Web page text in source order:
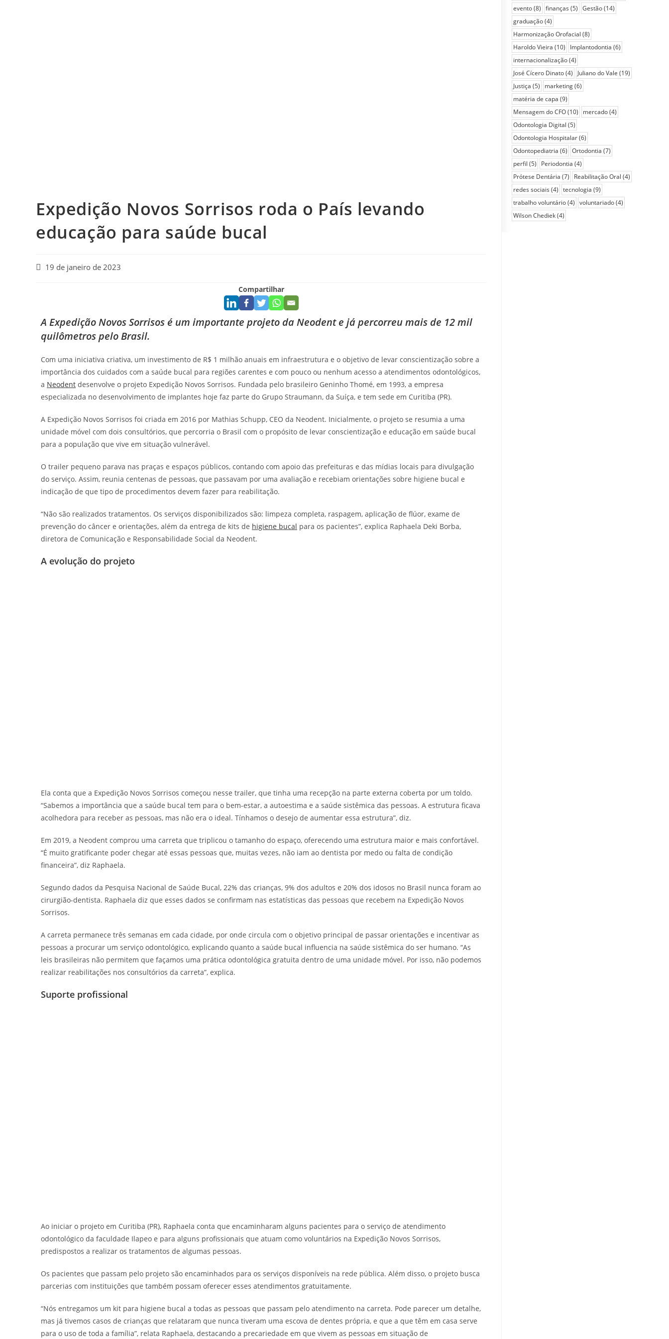
Expedição Novos Sorrisos roda o País levando
educação para saúde bucal
19 de janeiro de 2023
Compartilhar
A Expedição Novos Sorrisos é um importante projeto da Neodent e já percorreu mais de 12 mil
quilômetros pelo Brasil.
Com uma iniciativa criativa, um investimento de R$ 1 milhão anuais em infraestrutura e o objetivo de levar conscientização sobre a
importância dos cuidados com a saúde bucal para regiões carentes e com pouco ou nenhum acesso a atendimentos odontológicos,
a Neodent desenvolve o projeto Expedição Novos Sorrisos. Fundada pelo brasileiro Geninho Thomé, em 1993, a empresa
especializada no desenvolvimento de implantes hoje faz parte do Grupo Straumann, da Suíça, e tem sede em Curitiba (PR).
A Expedição Novos Sorrisos foi criada em 2016 por Mathias Schupp, CEO da Neodent. Inicialmente, o projeto se resumia a uma
unidade móvel com dois consultórios, que percorria o Brasil com o propósito de levar conscientização e educação em saúde bucal
para a população que vive em situação vulnerável.
O trailer pequeno parava nas praças e espaços públicos, contando com apoio das prefeituras e das mídias locais para divulgação
do serviço. Assim, reunia centenas de pessoas, que passavam por uma avaliação e recebiam orientações sobre higiene bucal e
indicação de que tipo de procedimentos devem fazer para reabilitação.
“Não são realizados tratamentos. Os serviços disponibilizados são: limpeza completa, raspagem, aplicação de flúor, exame de
prevenção do câncer e orientações, além da entrega de kits de higiene bucal para os pacientes”, explica Raphaela Deki Borba,
diretora de Comunicação e Responsabilidade Social da Neodent.
A evolução do projeto
Ela conta que a Expedição Novos Sorrisos começou nesse trailer, que tinha uma recepção na parte externa coberta por um toldo.
“Sabemos a importância que a saúde bucal tem para o bem-estar, a autoestima e a saúde sistêmica das pessoas. A estrutura ficava
acolhedora para receber as pessoas, mas não era o ideal. Tínhamos o desejo de aumentar essa estrutura”, diz.
Em 2019, a Neodent comprou uma carreta que triplicou o tamanho do espaço, oferecendo uma estrutura maior e mais confortável.
“É muito gratificante poder chegar até essas pessoas que, muitas vezes, não iam ao dentista por medo ou falta de condição
financeira”, diz Raphaela.
Segundo dados da Pesquisa Nacional de Saúde Bucal, 22% das crianças, 9% dos adultos e 20% dos idosos no Brasil nunca foram ao
cirurgião-dentista. Raphaela diz que esses dados se confirmam nas estatísticas das pessoas que recebem na Expedição Novos
Sorrisos.
A carreta permanece três semanas em cada cidade, por onde circula com o objetivo principal de passar orientações e incentivar as
pessoas a procurar um serviço odontológico, explicando quanto a saúde bucal influencia na saúde sistêmica do ser humano. “As
leis brasileiras não permitem que façamos uma prática odontológica gratuita dentro de uma unidade móvel. Por isso, não podemos
realizar reabilitações nos consultórios da carreta”, explica.
Suporte profissional
Ao iniciar o projeto em Curitiba (PR), Raphaela conta que encaminharam alguns pacientes para o serviço de atendimento
odontológico da faculdade Ilapeo e para alguns profissionais que atuam como voluntários na Expedição Novos Sorrisos,
predispostos a realizar os tratamentos de algumas pessoas.
Os pacientes que passam pelo projeto são encaminhados para os serviços disponíveis na rede pública. Além disso, o projeto busca
parcerias com instituições que também possam oferecer esses atendimentos gratuitamente.
“Nós entregamos um kit para higiene bucal a todas as pessoas que passam pelo atendimento na carreta. Pode parecer um detalhe,
mas já tivemos casos de crianças que relataram que nunca tiveram uma escova de dentes própria, e que a que têm em casa serve
para o uso de toda a família”, relata Raphaela, destacando a precariedade em que vivem as pessoas em situação de
evento(8) finanças (5) Gestão(14)
graduação(4)
Harmonização Orofacial (8)
Haroldo Vieira (10) Implantodontia (6)
internacionalização(4)
José Cícero Dinato(4) Juliano do Vale (19)
Justiça (5) marketing(6)
matéria de capa (9)
Mensagem do CFO(10) mercado(4)
Odontologia Digital (5)
Odontologia Hospitalar(6)
Odontopediatria (6) Ortodontia (7)
perfil (5) Periodontia (4)
Prótese Dentária (7) Reabilitação Oral (4)
redes sociais (4) tecnologia (9)
trabalho voluntário(4) voluntariado(4)
Wilson Chediek(4)